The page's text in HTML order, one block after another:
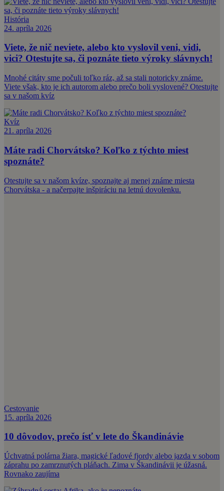
História
24. apríla 2026
Viete, že nič neviete, alebo kto vyslovil veni, vidi,
vici? Otestujte sa, či poznáte tieto výroky slávnych!
Mnohé citáty sme počuli toľko ráz, až sa stali notoricky známe.
Viete však, kto je ich autorom alebo prečo boli vyslovené? Otestujte
sa v našom kvíz
Kvíz
21. apríla 2026
Máte radi Chorvátsko? Koľko z týchto miest
spoznáte?
Otestujte sa v našom kvíze, spoznajte aj menej známe miesta
Chorvátska - a načerpajte inšpiráciu na letnú dovolenku.
Cestovanie
15. apríla 2026
10 dôvodov, prečo ísť v lete do Škandinávie
Úchvatná polárna žiara, magické ľadové fjordy alebo jazda v sobom
záprahu po zamrznutých pláňach. Zima v Škandinávii je úžasná.
Rovnako zaujíma